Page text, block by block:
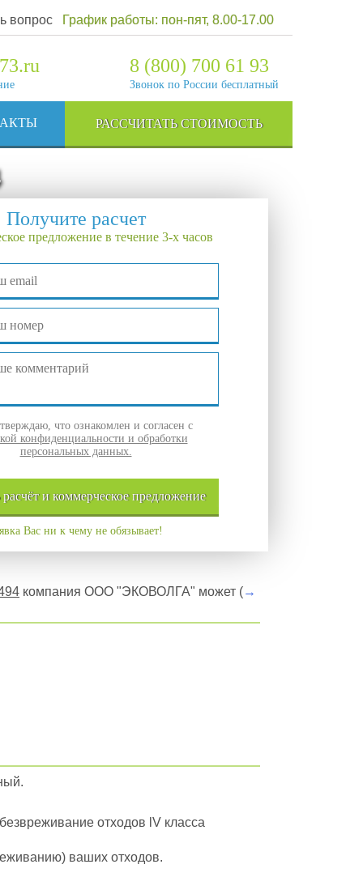
вопрос График работы: пон-пят, 8.00-17.00
8 (800) 700 61 93
Звонок по России бесплатный
РАССЧИТАТЬ СТОИМОСТЬ
Получите расчет
предложение в течение 3-х часов
что ознакомлен и согласен с
конфиденциальности и обработки
персональных данных.
расчёт и коммерческоепредложение
Вас ни к чему не обязывает!
компания ООО "ЭКОВОЛГА" может (→
отходов lV класса
ваших отходов.